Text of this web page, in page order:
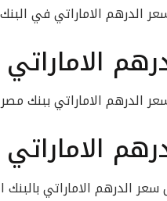
الدرهم الاماراتي في البنك الأهلي المصري نحو
الاماراتي ببنك مصر 8.39 جنيه للشراء و 8.40 جنيه للبيع.
الاماراتي بالبنك التجاري الدولي 8.38